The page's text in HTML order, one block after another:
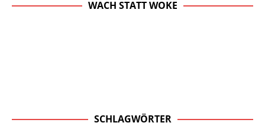
WACH STATT WOKE
SCHLAGWÖRTER